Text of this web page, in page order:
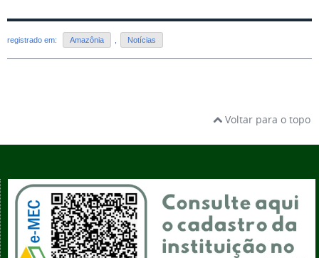
registrado em: Amazônia Notícias
Voltar para o topo